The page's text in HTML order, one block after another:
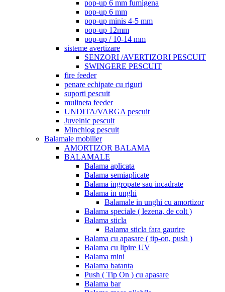
pop-up 6 mm fumigena
pop-up 6 mm
pop-up minis 4-5 mm
pop-up 12mm
pop-up / 10-14 mm
sisteme avertizare
SENZORI /AVERTIZORI PESCUIT
SWINGERE PESCUIT
fire feeder
penare echipate cu riguri
suporti pescuit
mulineta feeder
UNDITA/VARGA pescuit
Juvelnic pescuit
Minchiog pescuit
Balamale mobilier
AMORTIZOR BALAMA
BALAMALE
Balama aplicata
Balama semiaplicate
Balama ingropate sau incadrate
Balama in unghi
Balamale in unghi cu amortizor
Balama speciale ( lezena, de colt )
Balama sticla
Balama sticla fara gaurire
Balama cu apasare ( tip-on, push )
Balama cu lipire UV
Balama mini
Balama batanta
Push ( Tip On ) cu apasare
Balama bar